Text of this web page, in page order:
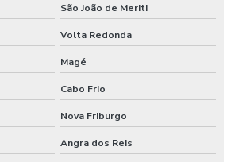
São João de Meriti
Volta Redonda
Magé
Cabo Frio
Nova Friburgo
Angra dos Reis